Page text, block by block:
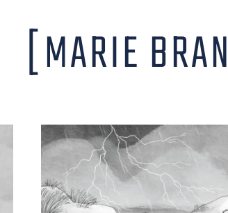
[MARIE